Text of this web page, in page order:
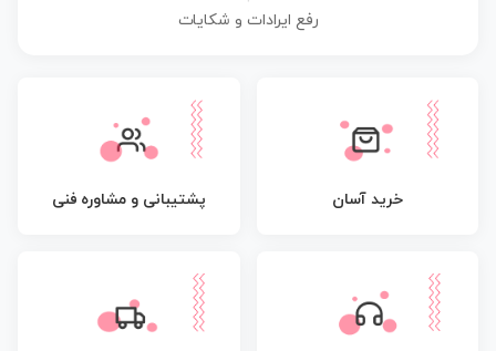
رفع ایرادات و شکایات
خرید آسان پشتیبانی و مشاوره فنی